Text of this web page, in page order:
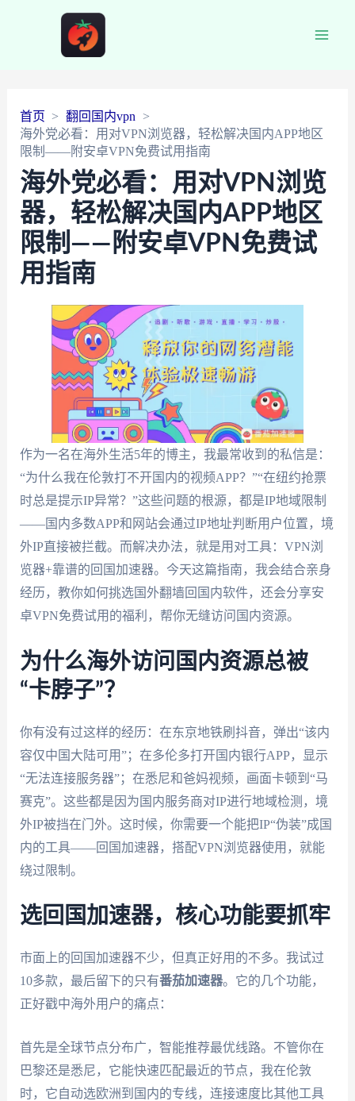
首页
翻回国内vpn
海外党必看：用对VPN浏览器，轻松解决国内APP地区
限制——附安卓VPN免费试用指南
海外党必看：用对VPN浏览
器，轻松解决国内APP地区
限制——附安卓VPN免费试
用指南
作为一名在海外生活5年的博主，我最常收到的私信是：
“为什么我在伦敦打不开国内的视频APP？”“在纽约抢票
时总是提示IP异常？”这些问题的根源，都是IP地域限制
——国内多数APP和网站会通过IP地址判断用户位置，境
外IP直接被拦截。而解决办法，就是用对工具：VPN浏
览器+靠谱的回国加速器。今天这篇指南，我会结合亲身
经历，教你如何挑选国外翻墙回国内软件，还会分享安
卓VPN免费试用的福利，帮你无缝访问国内资源。
为什么海外访问国内资源总被
“卡脖子”？
你有没有过这样的经历：在东京地铁刷抖音，弹出“该内
容仅中国大陆可用”；在多伦多打开国内银行APP，显示
“无法连接服务器”；在悉尼和爸妈视频，画面卡顿到“马
赛克”。这些都是因为国内服务商对IP进行地域检测，境
外IP被挡在门外。这时候，你需要一个能把IP“伪装”成国
内的工具——回国加速器，搭配VPN浏览器使用，就能
绕过限制。
选回国加速器，核心功能要抓牢
市面上的回国加速器不少，但真正好用的不多。我试过
10多款，最后留下的只有番茄加速器。它的几个功能，
正好戳中海外用户的痛点：
首先是全球节点分布广，智能推荐最优线路。不管你在
巴黎还是悉尼，它能快速匹配最近的节点，我在伦敦
时，它自动选欧洲到国内的专线，连接速度比其他工具